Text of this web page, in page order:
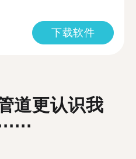
下载软件
道更认识我